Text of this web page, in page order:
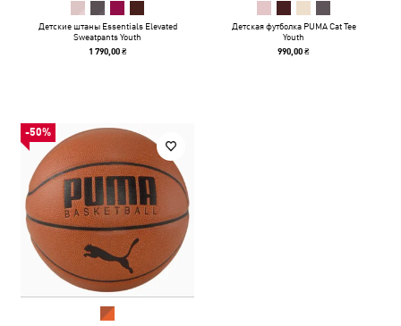
Детские штаны Essentials Elevated
Sweatpants Youth
1 790,00 ₴
Детская футболка PUMA Cat Tee
Youth
990,00 ₴
-50%